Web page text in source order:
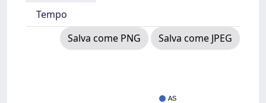
Tempo
Salva come PNG
Salva come JPEG
AS